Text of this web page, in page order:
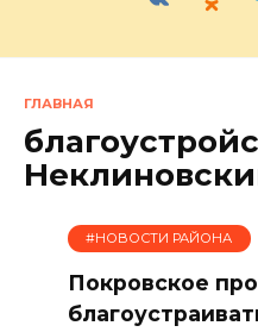
ГЛАВНАЯ
#НОВОСТИ РАЙОНА
Покровское